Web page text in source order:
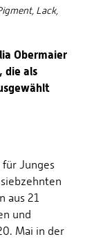
Lack,
Obermaier
die als
Junges
aus 21
und
Mai in der